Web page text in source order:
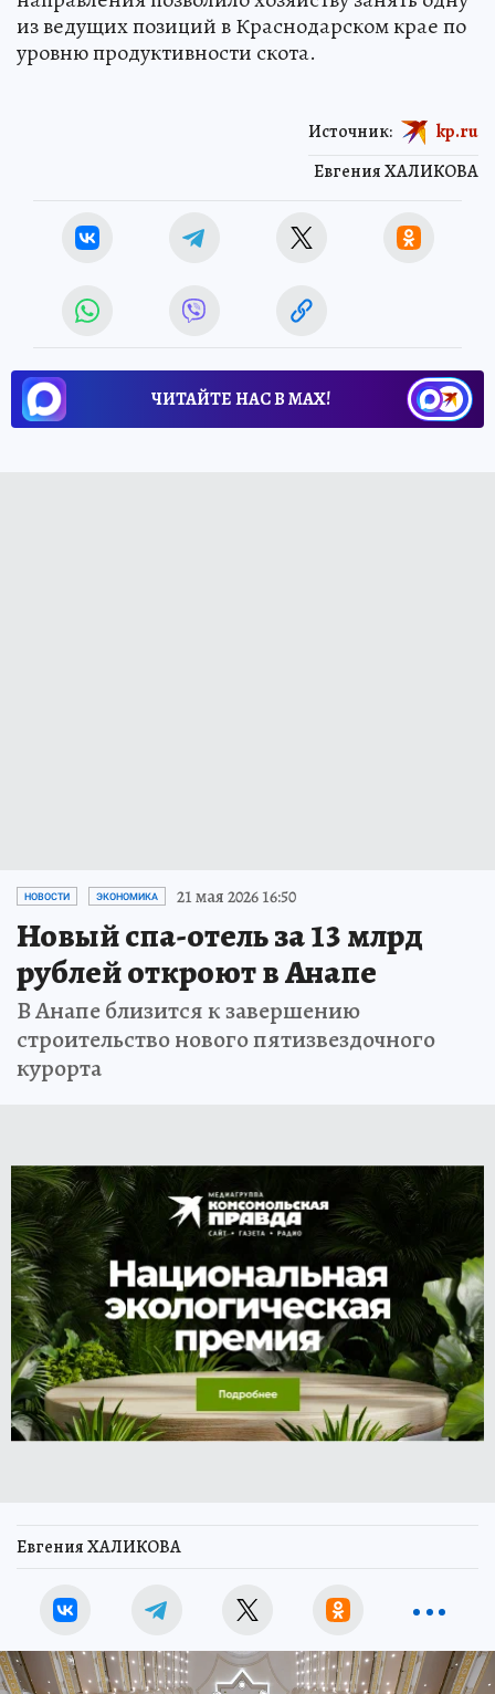
из ведущих позиций в Краснодарском крае по
уровню продуктивности скота.
Евгения ХАЛИКОВА
Источник: kp.ru
ЧИТАЙТЕ НАС В МАХ!
НОВОСТИ ЭКОНОМИКА 21 мая 2026 16:50
Новый спа-отель за 13 млрд
рублей откроют в Анапе
В Анапе близится к завершению
строительство нового пятизвездочного
курорта
Евгения ХАЛИКОВА